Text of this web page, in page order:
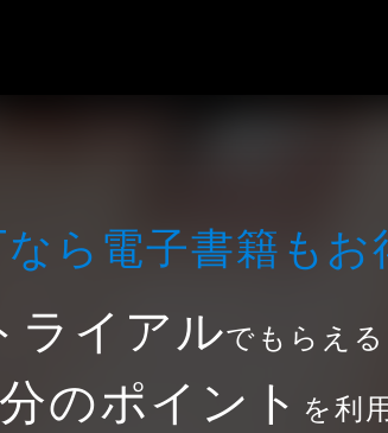
なら電⼦書籍もお
ライアルでもらえる
のポイント を利